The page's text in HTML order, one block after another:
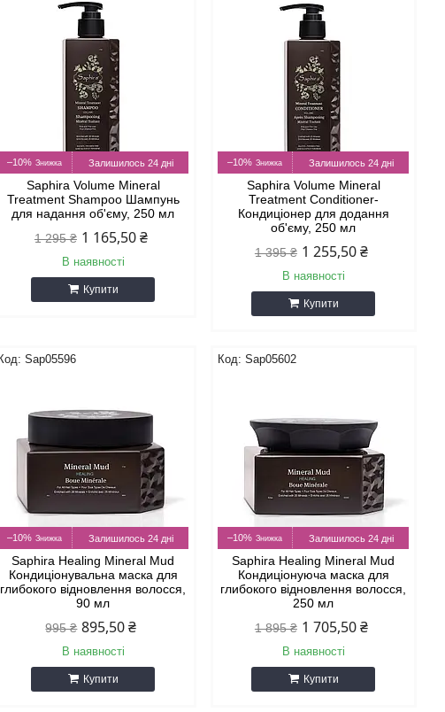
–10% Залишилось 24 дні
Saphira Volume Mineral
Treatment Shampoo Шампунь
для надання об'єму, 250 мл
1 295 ₴ 1 165,50 ₴
В наявності
Купити
–10% Залишилось 24 дні
Saphira Volume Mineral
Treatment Conditioner-
Кондиціонер для додання
об'єму, 250 мл
1 395 ₴ 1 255,50 ₴
В наявності
Купити
Sap05596
–10% Залишилось 24 дні
Saphira Healing Mineral Mud
Кондиціонувальна маска для
глибокого відновлення волосся,
90 мл
995 ₴ 895,50 ₴
В наявності
Купити
Sap05602
–10% Залишилось 24 дні
Saphira Healing Mineral Mud
Кондиціонуюча маска для
глибокого відновлення волосся,
250 мл
1 895 ₴ 1 705,50 ₴
В наявності
Купити